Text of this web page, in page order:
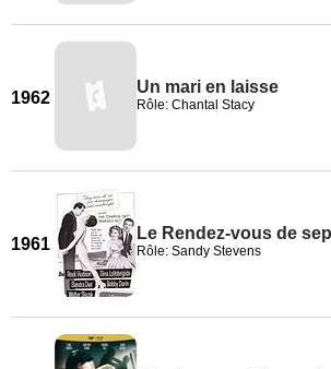
1962
Un mari en laisse
Rôle: Chantal Stacy
1961
Le Rendez-vous de
Rôle: Sandy Stevens